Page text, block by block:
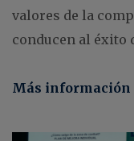
valores de la
conducen al éxito
Más información